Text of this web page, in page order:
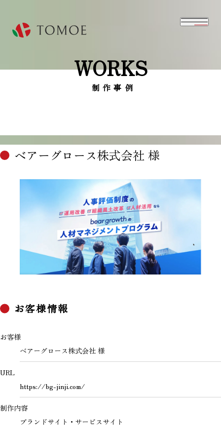
WORKS
⁨⁩制作事例
ベアーグロース株式会社 様
お客様情報
お客様
ベアーグロース株式会社 様
URL
https://bg-jinji.com/
制作内容
ブランドサイト・サービスサイト